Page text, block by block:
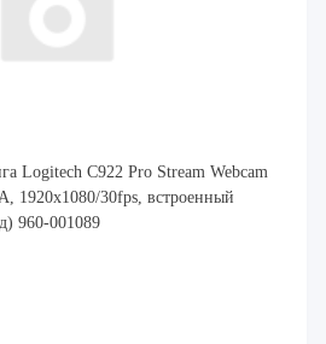
Logitech C922 Pro Stream Webcam
1920x1080/30fps, встроенный
960-001089